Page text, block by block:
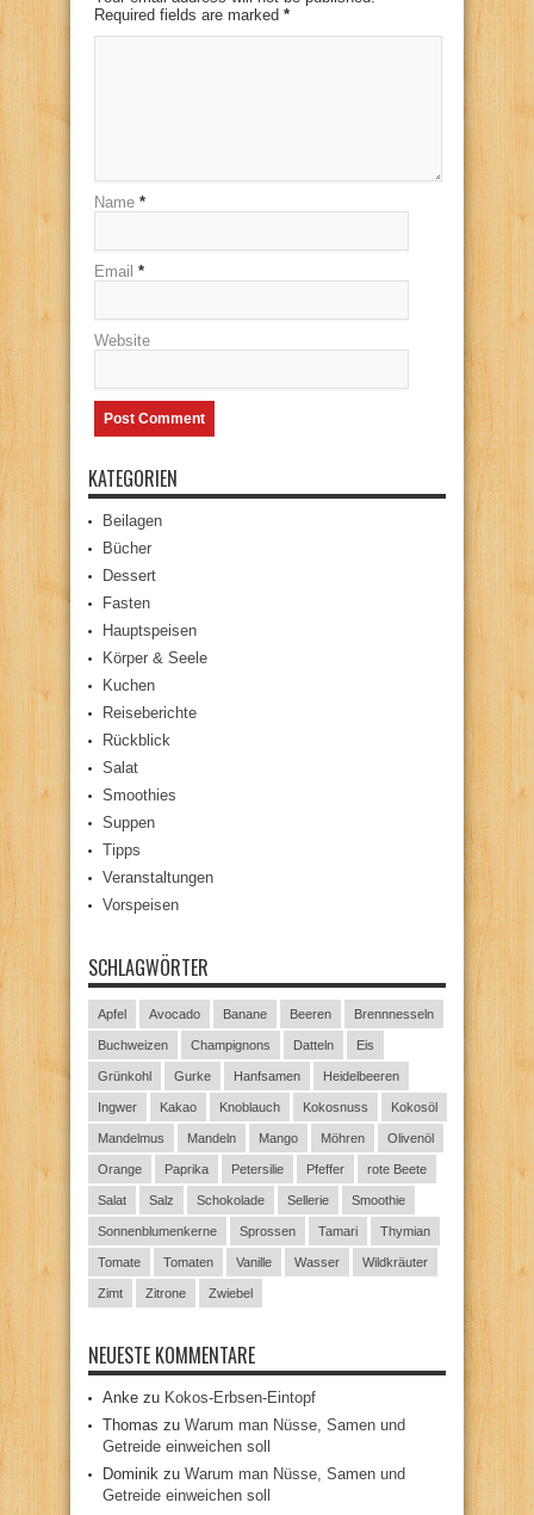
Required fields are marked *
Name *
Email *
Website
KATEGORIEN
Beilagen
Bücher
Dessert
Fasten
Hauptspeisen
Körper & Seele
Kuchen
Reiseberichte
Rückblick
Salat
Smoothies
Suppen
Tipps
Veranstaltungen
Vorspeisen
SCHLAGWÖRTER
Apfel Avocado Banane Beeren Brennnesseln
Buchweizen Champignons Datteln Eis
Grünkohl Gurke Hanfsamen Heidelbeeren
Ingwer Kakao Knoblauch Kokosnuss Kokosöl
Mandelmus Mandeln Mango Möhren Olivenöl
Orange Paprika Petersilie Pfeffer rote Beete
Salat Salz Schokolade Sellerie Smoothie
Sonnenblumenkerne Sprossen Tamari Thymian
Tomate Tomaten Vanille Wasser Wildkräuter
Zimt Zitrone Zwiebel
NEUESTE KOMMENTARE
Anke zu Kokos-Erbsen-Eintopf
Thomas zu Warum man Nüsse, Samen und
Getreide einweichen soll
Dominik zu Warum man Nüsse, Samen und
Getreide einweichen soll